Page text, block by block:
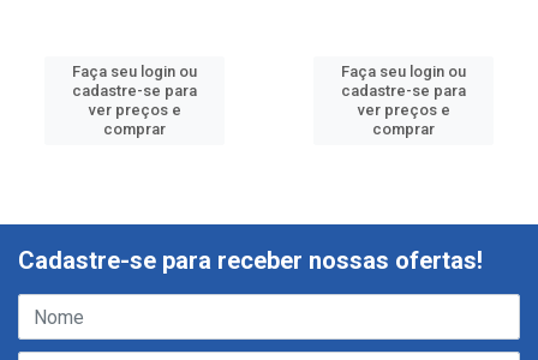
Faça seu login ou
cadastre-se para
ver preços e
comprar
Faça seu login ou
cadastre-se para
ver preços e
comprar
Cadastre-se para receber nossas ofertas!